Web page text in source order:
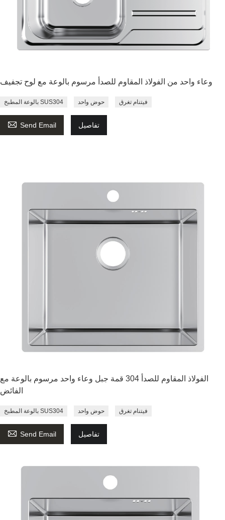
وعاء واحد من الفولاذ المقاوم للصدأ مرسوم بالوعة مع لوح تجفيف
بالوعة المطبخ SUS304 حوض واحد فيتنام تغرق
 Send Email تفاصيل
الفولاذ المقاوم للصدأ 304 قمة جبل وعاء واحد مرسوم بالوعة مع
الفائض
بالوعة المطبخ SUS304 حوض واحد فيتنام تغرق
 Send Email تفاصيل